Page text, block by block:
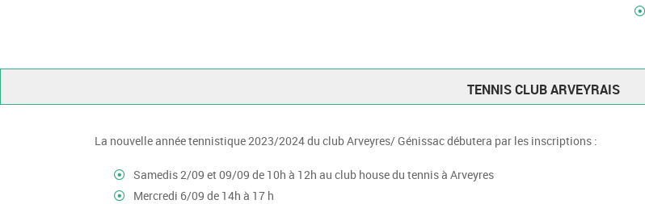
TENNIS CLUB ARVEYRAIS
La nouvelle année tennistique 2023/2024 du club Arveyres/ Génissac débutera par les inscriptions :
Samedis 2/09 et 09/09 de 10h à 12h au club house du tennis à Arveyres
Mercredi 6/09 de 14h à 17 h